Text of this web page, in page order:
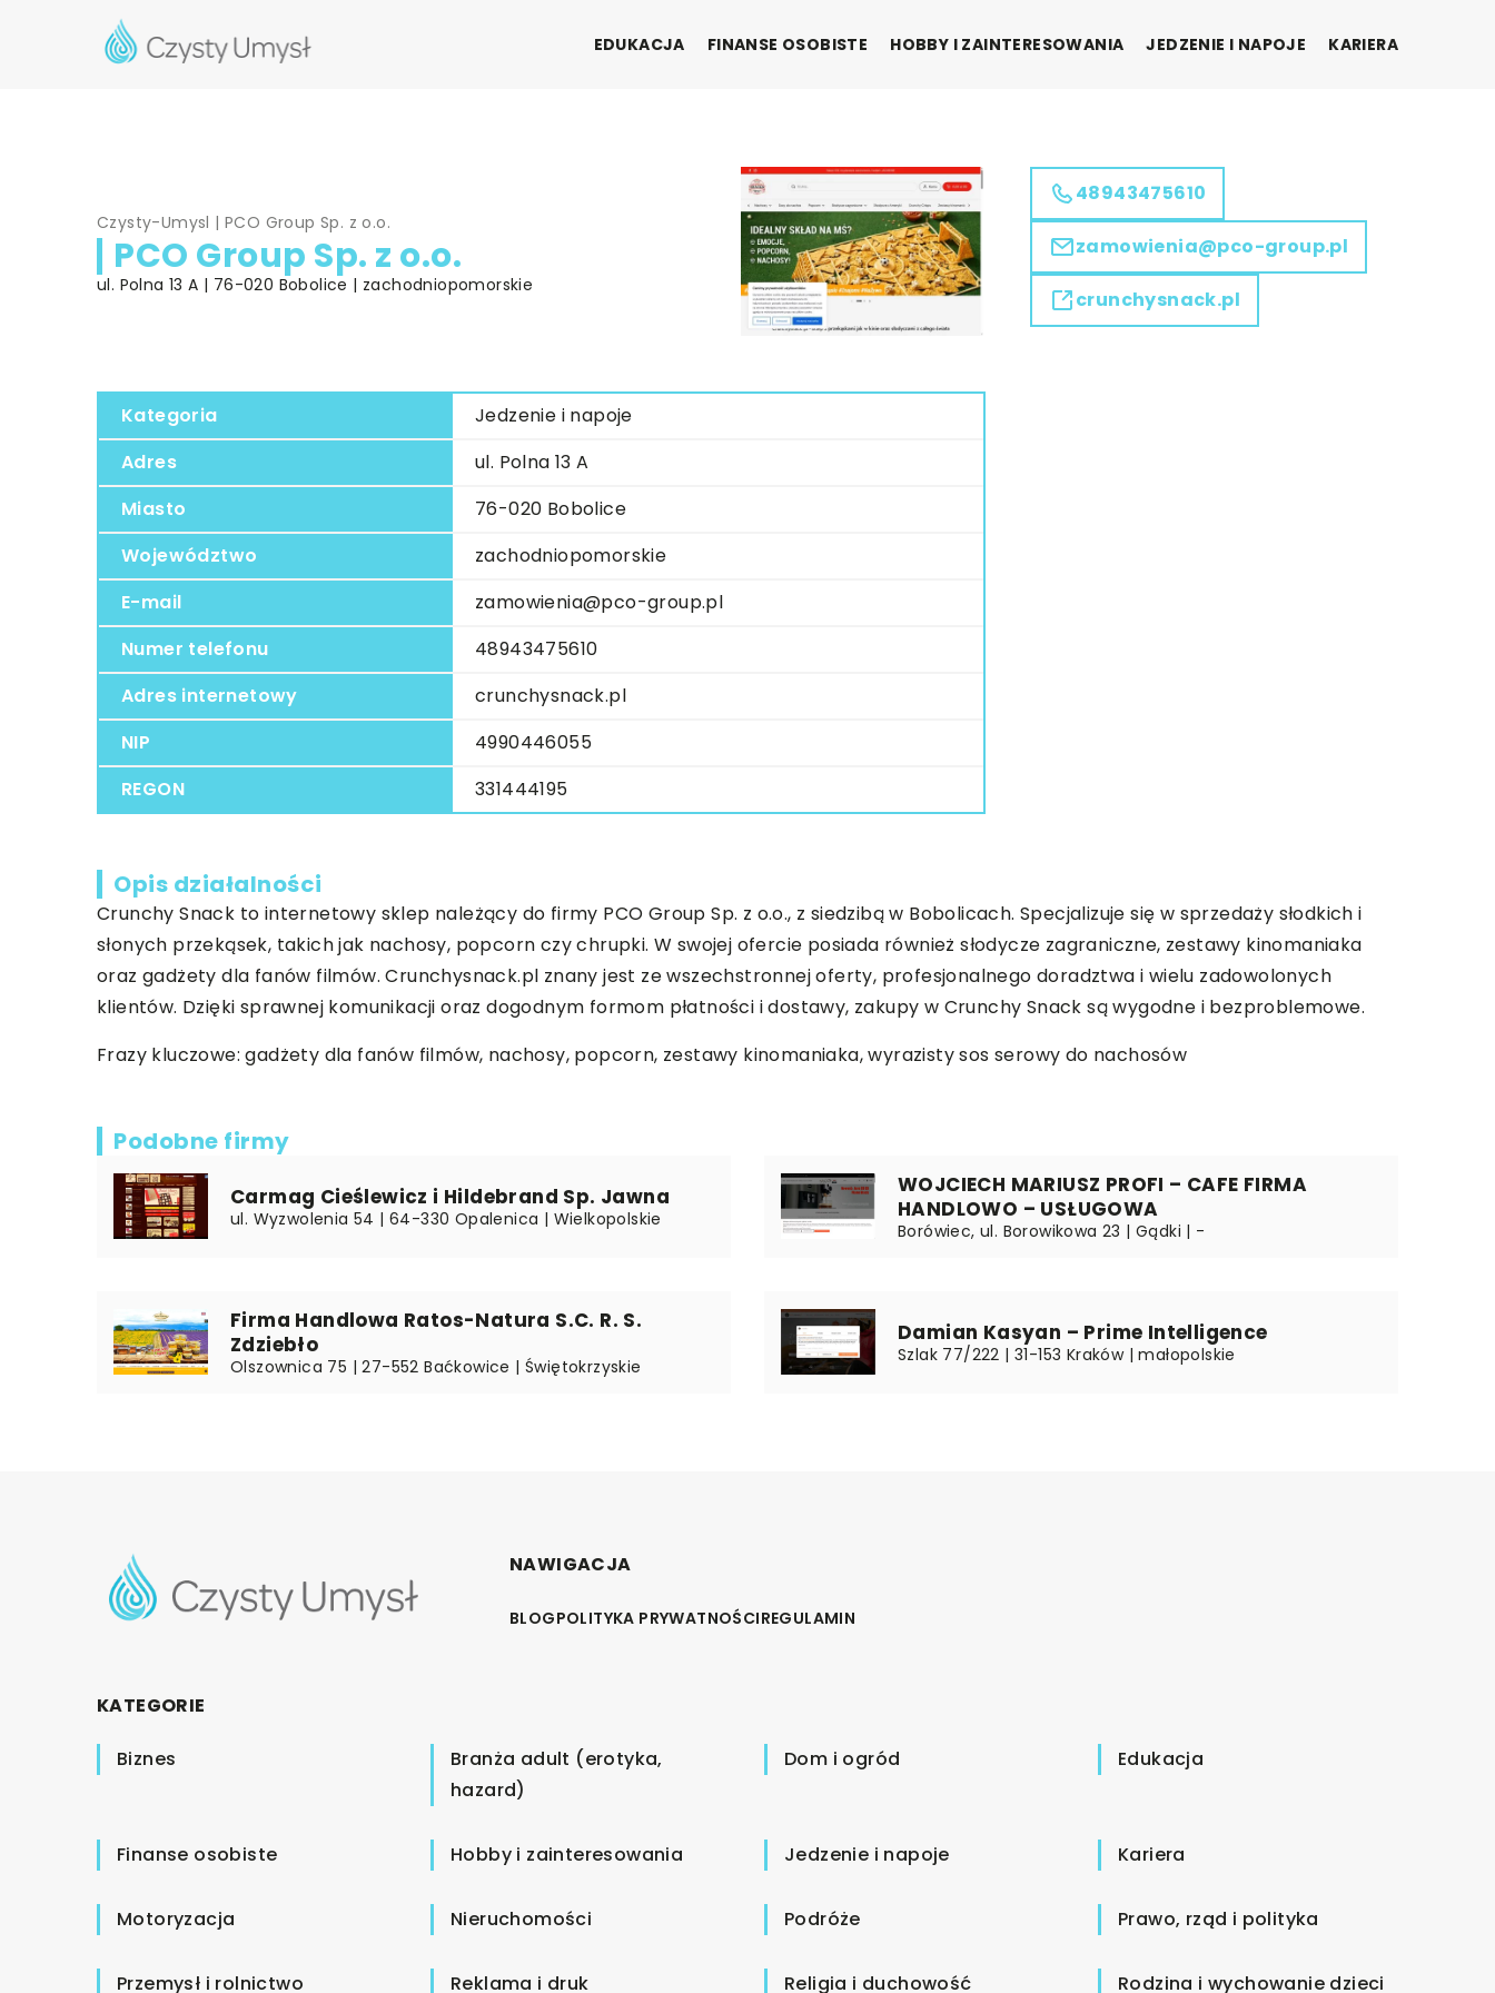
EDUKACJA FINANSE OSOBISTE HOBBY I ZAINTERESOWANIA JEDZENIE I NAPOJE KARIERA
Czysty-Umysl |PCO Group Sp. z o.o.
PCO Group Sp. z o.o.
ul. Polna 13 A | 76-020 Bobolice | zachodniopomorskie
Kategoria
Jedzenie i napoje
Adres
ul. Polna 13 A
Miasto
76-020 Bobolice
Województwo
zachodniopomorskie
E-mail
zamowienia@pco-group.pl
Numer telefonu
48943475610
Adres internetowy
crunchysnack.pl
NIP
4990446055
REGON
331444195
48943475610
zamowienia@pco-group.pl
crunchysnack.pl
Opis działalności
Crunchy Snack to internetowy sklep należący do firmy PCO Group Sp. z o.o., z siedzibą w Bobolicach. Specjalizuje się w sprzedaży słodkich i
słonych przekąsek, takich jak nachosy, popcorn czy chrupki. W swojej ofercie posiada również słodycze zagraniczne, zestawy kinomaniaka
oraz gadżety dla fanów filmów. Crunchysnack.pl znany jest ze wszechstronnej oferty, profesjonalnego doradztwa i wielu zadowolonych
klientów. Dzięki sprawnej komunikacji oraz dogodnym formom płatności i dostawy, zakupy w Crunchy Snack są wygodne i bezproblemowe.
Frazy kluczowe: gadżety dla fanów filmów, nachosy, popcorn, zestawy kinomaniaka,wyrazisty sos serowy do nachosów
Podobne firmy
Carmag Cieślewicz i Hildebrand Sp. Jawna
ul. Wyzwolenia 54 | 64-330 Opalenica | Wielkopolskie
WOJCIECH MARIUSZ PROFI – CAFE FIRMA
HANDLOWO – USŁUGOWA
Borówiec, ul. Borowikowa 23 | Gądki | -
Firma Handlowa Ratos-Natura S.C. R. S.
Zdziebło
Olszownica 75 | 27-552 Baćkowice | Świętokrzyskie
Damian Kasyan – Prime Intelligence
Szlak 77/222 | 31-153 Kraków | małopolskie
NAWIGACJA
BLOGPOLITYKA PRYWATNOŚCIREGULAMIN
KATEGORIE
Biznes
Branża adult (erotyka,
hazard)
Dom i ogród Edukacja
Finanse osobiste Hobby i zainteresowania Jedzenie i napoje Kariera
Motoryzacja Nieruchomości Podróże Prawo, rząd i polityka
Przemysł i rolnictwo Reklama i druk Religia i duchowość Rodzina i wychowanie dzieci